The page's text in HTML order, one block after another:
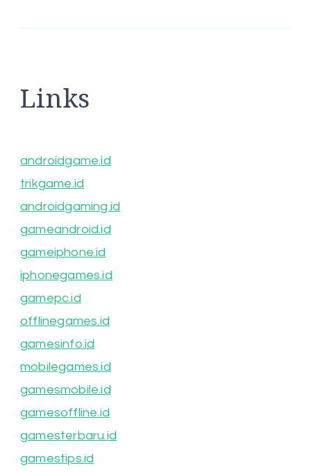
Links
androidgame.id
trikgame.id
androidgaming.id
gameandroid.id
gameiphone.id
iphonegames.id
gamepc.id
offlinegames.id
gamesinfo.id
mobilegames.id
gamesmobile.id
gamesoffline.id
gamesterbaru.id
gamestips.id